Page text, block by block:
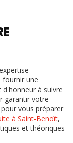
fournir une
à suivre
garantir votre
vous préparer
à Saint-Benoît,
et théoriques